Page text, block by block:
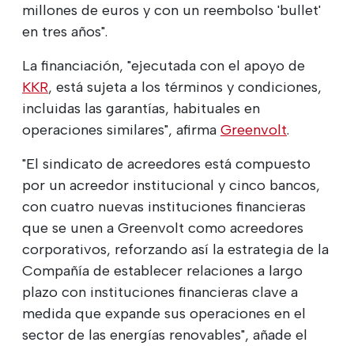
millones de euros y con un reembolso 'bullet'
en tres años".
La financiación, "ejecutada con el apoyo de
KKR, está sujeta a los términos y condiciones,
incluidas las garantías, habituales en
operaciones similares", afirma Greenvolt.
"El sindicato de acreedores está compuesto
por un acreedor institucional y cinco bancos,
con cuatro nuevas instituciones financieras
que se unen a Greenvolt como acreedores
corporativos, reforzando así la estrategia de la
Compañía de establecer relaciones a largo
plazo con instituciones financieras clave a
medida que expande sus operaciones en el
sector de las energías renovables", añade el